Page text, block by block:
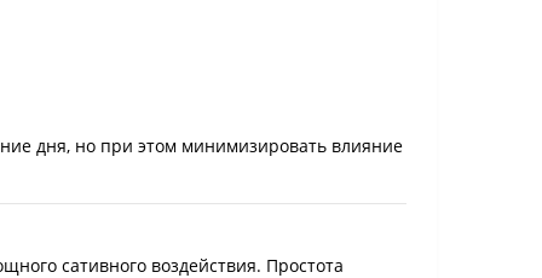
дня, но при этом минимизировать влияние
сативного воздействия. Простота